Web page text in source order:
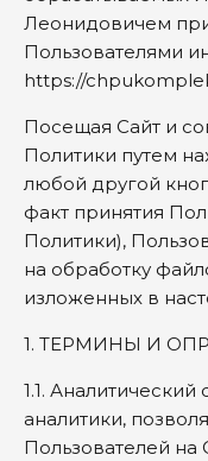
Леонидовичем
Пользователями
https://
Посещая Сайт и
Политики путем
любой другой
факт принятия
Политики),
на обработку
изложенных в
1. ТЕРМИНЫ И
1.1.
аналитики,
Пользователей на